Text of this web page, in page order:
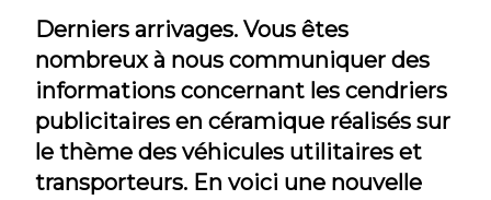
Derniers arrivages. Vous êtes
nombreux à nous communiquer des
informations concernant les cendriers
publicitaires en céramique réalisés sur
le thème des véhicules utilitaires et
transporteurs. En voici une nouvelle